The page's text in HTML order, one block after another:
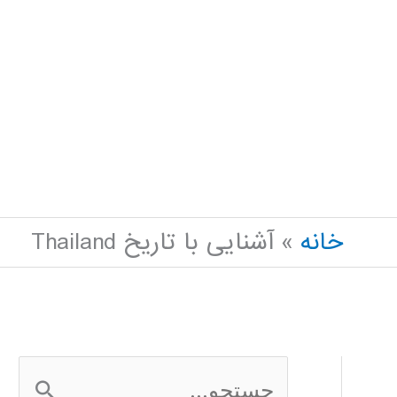
خانه
آشنایی با تاریخ Thailand